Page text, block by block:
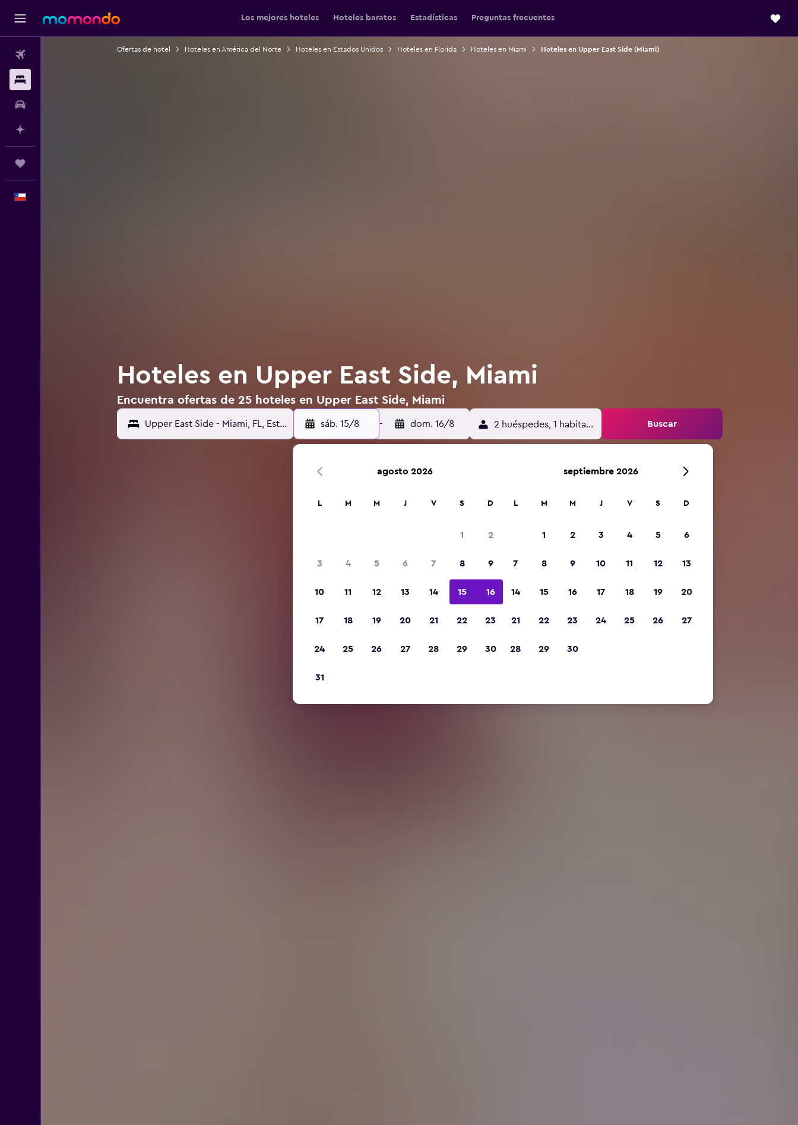
Los mejores hoteles Hoteles baratos Estadísticas Preguntas frecuentes
Ofertas de hotel Hoteles en América del Norte Hoteles en Estados Unidos Hoteles en Florida Hoteles en Miami Hoteles en Upper East Side (Miami)
Hoteles en Upper East Side, Miami
Encuentra ofertas de 25 hoteles en Upper East Side, Miami
sáb. 15/8 - dom. 16/8 2 huéspedes, 1 habitación Buscar
agosto 2026
L M M J V S D
1 2
3 4 5 6 7 8 9
10 11 12 13 14 15 16
17 18 19 20 21 22 23
24 25 26 27 28 29 30
31
septiembre 2026
L M M J V S D
1 2 3 4 5 6
7 8 9 10 11 12 13
14 15 16 17 18 19 20
21 22 23 24 25 26 27
28 29 30